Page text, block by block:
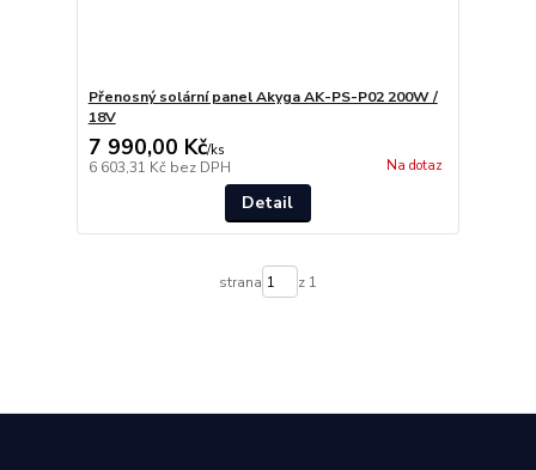
Přenosný solární panel Akyga AK-PS-P02 200W /
18V
7 990,00 Kč/ks
6 603,31 Kč bez DPH Na dotaz
Detail
strana z 1